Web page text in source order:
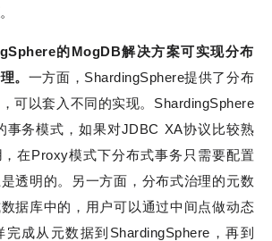
。
的MogDB解决方案可实现分布
。 一方面，ShardingSphere提供了分布
可以套入不同的实现。ShardingSphere
事务模式，如果对JDBC XA协议比较熟
在Proxy模式下分布式事务只需要配置
透明的。另一方面，分布式治理的元数
据库中的，用户可以通过中间点做动态
成从元数据到ShardingSphere，再到